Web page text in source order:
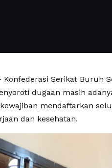
Konfederasi Serikat Buruh
dugaan masih
mendaftarkan
dan kesehatan.